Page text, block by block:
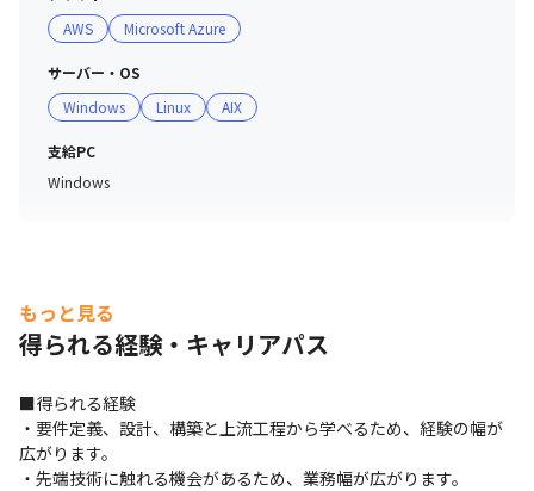
AWS
Microsoft Azure
サーバー・OS
Windows
Linux AIX
支給PC
Windows
もっと見る
得られる経験・キャリアパス
■得られる経験
・要件定義、設計、構築と上流工程から学べるため、経験の幅が
広がります。
・先端技術に触れる機会があるため、業務幅が広がります。